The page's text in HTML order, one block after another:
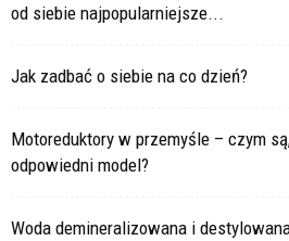
od siebie najpopularniejsze...
Jak zadbać o siebie na co dzień?
Motoreduktory w przemyśle – czym
odpowiedni model?
Woda demineralizowana i